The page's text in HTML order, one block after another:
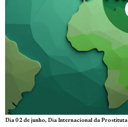
Dia 02 de junho, Dia Internacional da Prostituta